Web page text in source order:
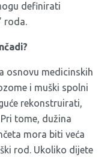
definirati
roda.
osnovu medicinskih
i muški spolni
rekonstruirati,
tome, dužina
mora biti veća
rod. Ukoliko dijete